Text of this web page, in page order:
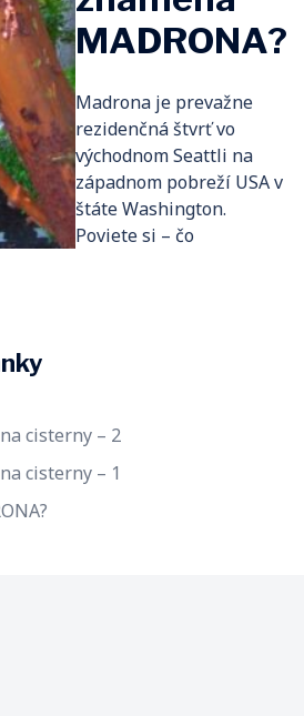
MADRONA?
Madrona je prevažne
rezidenčná štvrť vo
východnom Seattli na
západnom pobreží USA v
štáte Washington.
Poviete si – čo
cisterny – 2
cisterny – 1